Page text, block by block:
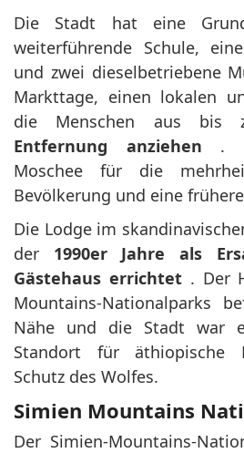
Die Stadt hat eine
weiterführende Schule,
und zwei dieselbetriebene
Markttage, einen lokalen
die Menschen aus bis
Entfernung anziehen .
Moschee für die
Bevölkerung und eine
Die Lodge im
der 1990er Jahre als
Gästehaus errichtet . Der
Mountains-Nationalparks
Nähe und die Stadt war
Standort für äthiopische
Schutz des Wolfes.
Simien Mountains
Der Simien-Mountains-